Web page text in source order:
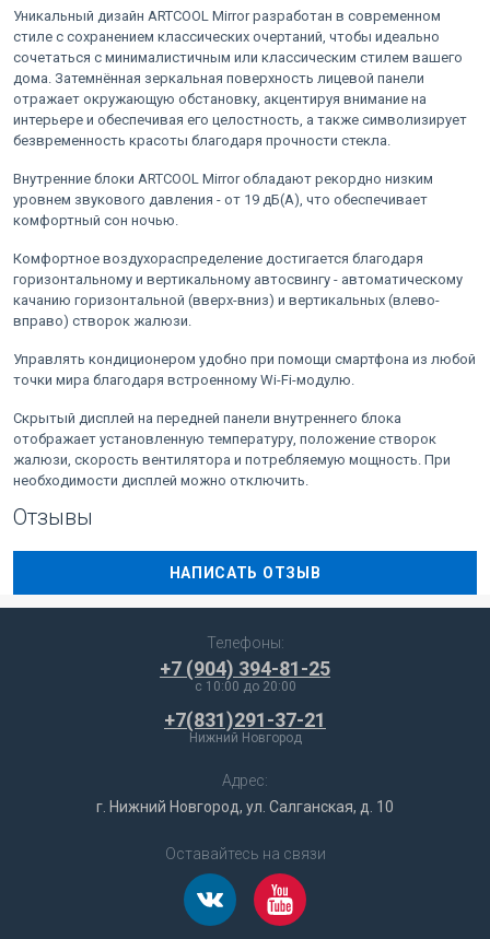
Уникальный дизайн ARTCOOL Mirror разработан в современном
стиле с сохранением классических очертаний, чтобы идеально
сочетаться с минималистичным или классическим стилем вашего
дома. Затемнённая зеркальная поверхность лицевой панели
отражает окружающую обстановку, акцентируя внимание на
интерьере и обеспечивая его целостность, а также символизирует
безвременность красоты благодаря прочности стекла.
Внутренние блоки ARTCOOL Mirror обладают рекордно низким
уровнем звукового давления - от 19 дБ(А), что обеспечивает
комфортный сон ночью.
Комфортное воздухораспределение достигается благодаря
горизонтальному и вертикальному автосвингу - автоматическому
качанию горизонтальной (вверх-вниз) и вертикальных (влево-
вправо) створок жалюзи.
Управлять кондиционером удобно при помощи смартфона из любой
точки мира благодаря встроенному Wi-Fi-модулю.
Скрытый дисплей на передней панели внутреннего блока
отображает установленную температуру, положение створок
жалюзи, скорость вентилятора и потребляемую мощность. При
необходимости дисплей можно отключить.
Отзывы
НАПИСАТЬ ОТЗЫВ
Телефоны:
+7 (904) 394-81-25
c 10:00 до 20:00
+7(831)291-37-21
Нижний Новгород
Адрес:
г. Нижний Новгород, ул. Салганская, д. 10
Оставайтесь на связи